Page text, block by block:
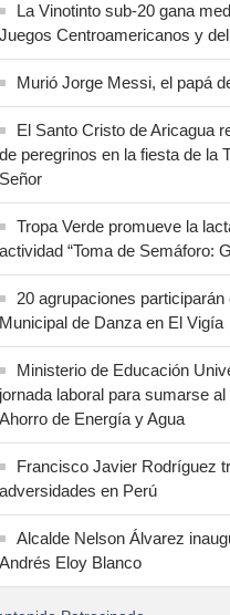
La Vinotinto sub-20 gana
Juegos Centroamericanos y
Murió Jorge Messi, el papá
El Santo Cristo de Aricagua
de peregrinos en la fiesta de la
Señor
Tropa Verde promueve la
actividad “Toma de Semáforo:
20 agrupaciones
Municipal de Danza en El Vigía
Ministerio de Educación
jornada laboral para sumarse
Ahorro de Energía y Agua
Francisco Javier Rodríguez
adversidades en Perú
Alcalde Nelson Álvarez
Andrés Eloy Blanco